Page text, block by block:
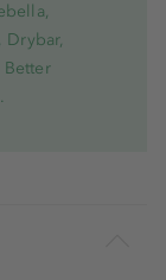
Drybar,